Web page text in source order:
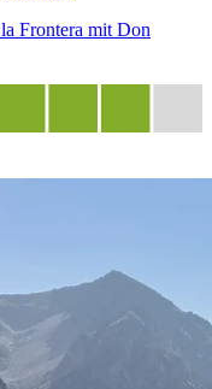
Frontera mit Don